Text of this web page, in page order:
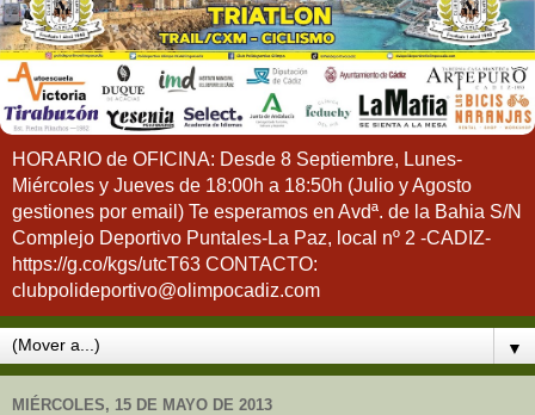
HORARIO de OFICINA: Desde 8 Septiembre, Lunes-
Miércoles y Jueves de 18:00h a 18:50h (Julio y Agosto
gestiones por email) Te esperamos en Avdª. de la Bahia S/N
Complejo Deportivo Puntales-La Paz, local nº 2 -CADIZ-
https://g.co/kgs/utcT63 CONTACTO:
clubpolideportivo@olimpocadiz.com
▼
MIÉRCOLES, 15 DE MAYO DE 2013